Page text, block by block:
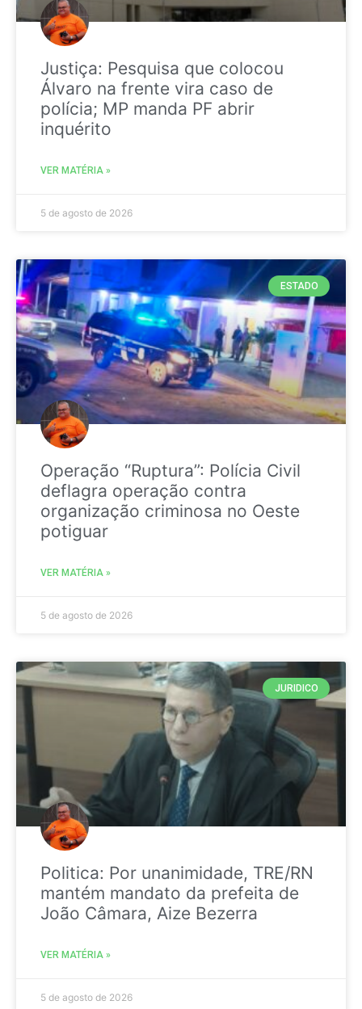
Justiça: Pesquisa que colocou
Álvaro na frente vira caso de
polícia; MP manda PF abrir
inquérito
VER MATÉRIA »
5 de agosto de 2026
ESTADO
Operação “Ruptura”: Polícia Civil
deflagra operação contra
organização criminosa no Oeste
potiguar
VER MATÉRIA »
5 de agosto de 2026
JURIDICO
Politica: Por unanimidade, TRE/RN
mantém mandato da prefeita de
João Câmara, Aize Bezerra
VER MATÉRIA »
5 de agosto de 2026